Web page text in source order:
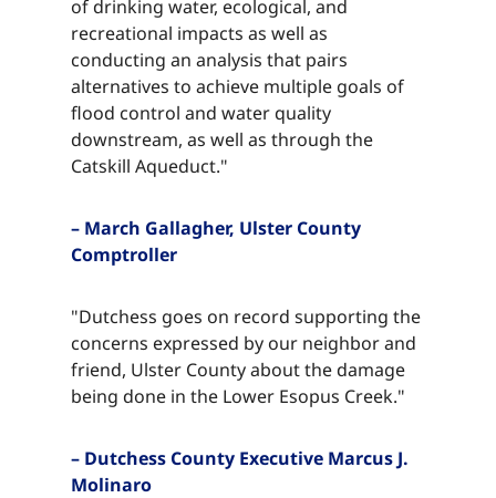
of drinking water, ecological, and
recreational impacts as well as
conducting an analysis that pairs
alternatives to achieve multiple goals of
flood control and water quality
downstream, as well as through the
Catskill Aqueduct."​​​​‌ ‍ ​‍​‍‌‍ ‌ ​‍‌‍‍‌‌‍‌ ‌‍‍‌‌‍ ‍​‍​‍​ ‍‍​‍​‍‌ ​ ‌‍​‌‌‍ ‍‌‍‍‌‌ ‌​‌ ‍‌​‍ ‍‌‍‍‌‌‍ ​‍​‍​‍ ​​‍​‍‌‍‍​‌ ​‍‌‍‌‌‌‍‌‍​‍​‍​ ‍‍​‍​‍‌‍‍​‌ ‌​‌ ‌​‌ ​​‌ ​ ​ ‍‍​‍ ​‍ ‌‍​ ‌‍ ‌‌ ​ ​‍ ‍‌‍ ‌‌‍​‌‌‍‍‌‌‍ ‍​‍ ‍​ ​‍​ ​​​ ​‍​ ‌​‌ ​‍‌‍‌‌‌‍‌​‌‍‌‌‌ ​ ‌‍‍‌‌‍‌ ‌‍ ‍​‍ ‍‌ ​‍‌‍‍‌‌ ‌‍‌‍‌‌‌ ​‍‌‍‍ ‌‍‌‌‌‍‌‌‌ ​​‌‍‌‌‌ ​‍​‍ ‍‌‍ ‌ ​‍‌‍‌ ​‍ ‌‍‍‌‌‍ ‍‌ ‌​‌‍‌‌‌‍ ‍‌ ‌​​‍ ‌‍‌‌‌‍‌​‌‍‍‌‌ ‌​​‍ ‌‍ ‌‌‍ ‌‍‌​‌‍‌‌​ ‌‌ ​​‌ ​‍‌‍‌‌‌ ​ ‌‍‌‌‌‍ ‍‌ ‌​‌‍​‌‌ ‌​‌‍‍‌‌‍ ‌‍ ‍​ ‍ ‌‍‍‌‌‍‌​​ ‌​ ‌ ​ ​‌​ ​‌​ ​‌​ ​ ‌‍​‌​ ​​​ ​ ​‍ ‌​ ​‌​ ‌​​ ‌‌‌‍​ ​‍ ‌​ ‌​‌‍​‍​ ‌‌​ ‌ ​‍ ‌‌‍​‍​ ​​​ ‌‍‌‍​ ​‍ ‌​ ​​​ ‌ ​ ‌‌​ ​​​ ‍‌​ ​ ​ ​‍‌‍‌‍​ ​​​ ‍‌​ ​‌‌‍​‌​ ‍ ‌ ‌​‌ ‍‌‌ ​​‌‍‌‌​ ‌‌‍​‌‌ ​‍‌ ‌​‌‍‍‌‌‍​ ‌‍ ​‌‍‌‌​ ‍ ‌ ​​‌‍​‌‌ ‌​‌‍‍​​ ‌‌‍​ ‌‍ ‌‍ ‍‌ ‌​‌‍‌‌‌‍ ‍‌ ‌​​‍‌‌​ ‌‌‌​​‍‌‌ ‌‍‍ ‌‍‌‌‌ ‍‌​‍‌‌​ ​ ‌​‌​​‍‌‌​ ​ ‌​‌​​‍‌‌​ ​‍​ ​‍​ ‌ ​ ‍‌​ ​‍​ ‌‍‌‍‌‌​ ‌‌​ ​ ‌‍​ ‌‍​ ​ ‌ ​ ‌‌​ ​ ​‍‌‌​ ​‍​ ​‍​‍‌‌​ ‌‌‌​‌​​‍ ‍‌‍​ ‌‍‍​‌‍‍‌‌‍ ​‌‍‌​‌ ​‍‌‍‌‌‌‍ ‍​‍‌‌​ ‌‌‌​​‍‌‌ ‌‍‍ ‌‍‌‌‌ ‍‌​‍‌‌​ ​ ‌​‌​​‍‌‌​ ​ ‌​‌​​‍‌‌​ ​‍​ ​‍​ ‌ ​ ‍‌​ ​‍​ ‌‍‌‍‌‌​ ‌‌​ ​ ‌‍​ ‌‍​ ​ ‌ ​ ‌‌​ ​ ​ ​​​‍‌‌​ ​‍​ ​‍​‍‌‌​ ‌‌‌​‌​​‍ ‍‌ ‌​‌‍‌‌‌ ‍​‌ ‌​​ ‌‍​‍‌‍​‌‌ ​ ‌‍‌‌‌‌‌‌‌ ​‍‌‍ ​​ ‌‌‍‍​‌ ‌​‌ ‌​‌ ​​‌ ​ ​‍‌‌​ ​ ‌​​‌​‍‌‌​ ​‍‌​‌‍​‍‌‌​ ​‍‌​‌‍‌‍​ ‌‍ ‌‌ ​ ​‍ ‍‌‍ ‌‌‍​‌‌‍‍‌‌‍ ‍​‍ ‍​ ​‍​ ​​​ ​‍​ ‌​‌ ​‍‌‍‌‌‌‍‌​‌‍‌‌‌ ​ ‌‍‍‌‌‍‌ ‌‍ ‍​‍ ‍‌ ​‍‌‍‍‌‌ ‌‍‌‍‌‌‌ ​‍‌‍‍ ‌‍‌‌‌‍‌‌‌ ​​‌‍‌‌‌ ​‍​‍ ‍‌‍ ‌ ​‍‌‍‌ ​‍‌‍‌‍‍‌‌‍‌​​ ‌​ ‌ ​ ​‌​ ​‌​ ​‌​ ​ ‌‍​‌​ ​​​ ​ ​‍ ‌​ ​‌​ ‌​​ ‌‌‌‍​ ​‍ ‌​ ‌​‌‍​‍​ ‌‌​ ‌ ​‍ ‌‌‍​‍​ ​​​ ‌‍‌‍​ ​‍ ‌​ ​​​ ‌ ​ ‌‌​ ​​​ ‍‌​ ​ ​ ​‍‌‍‌‍​ ​​​ ‍‌​ ​‌‌‍​‌​‍‌‍‌ ‌​‌ ‍‌‌ ​​‌‍‌‌​ ‌‌‍​‌‌ ​‍‌ ‌​‌‍‍‌‌‍​ ‌‍ ​‌‍‌‌​‍‌‍‌ ​​‌‍​‌‌ ‌​‌‍‍​​ ‌‌‍​ ‌‍ ‌‍ ‍‌ ‌​‌‍‌‌‌‍ ‍‌ ‌​​‍‌‌​ ‌‌‌​​‍‌‌ ‌‍‍ ‌‍‌‌‌ ‍‌​‍‌‌​ ​ ‌​‌​​‍‌‌​ ​ ‌​‌​​‍‌‌​ ​‍​ ​‍​ ‌ ​ ‍‌​ ​‍​ ‌‍‌‍‌‌​ ‌‌​ ​ ‌‍​ ‌‍​ ​ ‌ ​ ‌‌​ ​ ​‍‌‌​ ​‍​ ​‍​‍‌‌​ ‌‌‌​‌​​‍ ‍‌‍​ ‌‍‍​‌‍‍‌‌‍ ​‌‍‌​‌ ​‍‌‍‌‌‌‍ ‍​‍‌‌​ ‌‌‌​​‍‌‌ ‌‍‍ ‌‍‌‌‌ ‍‌​‍‌‌​ ​ ‌​‌​​‍‌‌​ ​ ‌​‌​​‍‌‌​ ​‍​ ​‍​ ‌ ​ ‍‌​ ​‍​ ‌‍‌‍‌‌​ ‌‌​ ​ ‌‍​ ‌‍​ ​ ‌ ​ ‌‌​ ​ ​ ​​​‍‌‌​ ​‍​ ​‍​‍‌‌​ ‌‌‌​‌​​‍ ‍‌ ‌​‌‍‌‌‌ ‍​‌ ‌​​‍‌‍‌ ​​‌‍‌‌‌ ​‍‌ ​ ‌ ​​‌‍‌‌‌‍​ ‌ ‌​‌‍‍‌‌ ‌‍‌‍‌‌​ ‌‌ ​​‌ ‌‌‌‍​‍‌‍ ​‌‍‍‌‌ ​ ‌‍‍​‌‍‌‌‌‍‌​​‍​‍‌ ‌
– March Gallagher, Ulster County
Comptroller​​​​‌ ‍ ​‍​‍‌‍ ‌ ​‍‌‍‍‌‌‍‌ ‌‍‍‌‌‍ ‍​‍​‍​ ‍‍​‍​‍‌ ​ ‌‍​‌‌‍ ‍‌‍‍‌‌ ‌​‌ ‍‌​‍ ‍‌‍‍‌‌‍ ​‍​‍​‍ ​​‍​‍‌‍‍​‌ ​‍‌‍‌‌‌‍‌‍​‍​‍​ ‍‍​‍​‍‌‍‍​‌ ‌​‌ ‌​‌ ​​‌ ​ ​ ‍‍​‍ ​‍ ‌‍​ ‌‍ ‌‌ ​ ​‍ ‍‌‍ ‌‌‍​‌‌‍‍‌‌‍ ‍​‍ ‍​ ​‍​ ​​​ ​‍​ ‌​‌ ​‍‌‍‌‌‌‍‌​‌‍‌‌‌ ​ ‌‍‍‌‌‍‌ ‌‍ ‍​‍ ‍‌ ​‍‌‍‍‌‌ ‌‍‌‍‌‌‌ ​‍‌‍‍ ‌‍‌‌‌‍‌‌‌ ​​‌‍‌‌‌ ​‍​‍ ‍‌‍ ‌ ​‍‌‍‌ ​‍ ‌‍‍‌‌‍ ‍‌ ‌​‌‍‌‌‌‍ ‍‌ ‌​​‍ ‌‍‌‌‌‍‌​‌‍‍‌‌ ‌​​‍ ‌‍ ‌‌‍ ‌‍‌​‌‍‌‌​ ‌‌ ​​‌ ​‍‌‍‌‌‌ ​ ‌‍‌‌‌‍ ‍‌ ‌​‌‍​‌‌ ‌​‌‍‍‌‌‍ ‌‍ ‍​ ‍ ‌‍‍‌‌‍‌​​ ‌​ ‌ ​ ​‌​ ​‌​ ​‌​ ​ ‌‍​‌​ ​​​ ​ ​‍ ‌​ ​‌​ ‌​​ ‌‌‌‍​ ​‍ ‌​ ‌​‌‍​‍​ ‌‌​ ‌ ​‍ ‌‌‍​‍​ ​​​ ‌‍‌‍​ ​‍ ‌​ ​​​ ‌ ​ ‌‌​ ​​​ ‍‌​ ​ ​ ​‍‌‍‌‍​ ​​​ ‍‌​ ​‌‌‍​‌​ ‍ ‌ ‌​‌ ‍‌‌ ​​‌‍‌‌​ ‌‌‍​‌‌ ​‍‌ ‌​‌‍‍‌‌‍​ ‌‍ ​‌‍‌‌​ ‍ ‌ ​​‌‍​‌‌ ‌​‌‍‍​​ ‌‌‍​ ‌‍ ‌‍ ‍‌ ‌​‌‍‌‌‌‍ ‍‌ ‌​​‍‌‌​ ‌‌‌​​‍‌‌ ‌‍‍ ‌‍‌‌‌ ‍‌​‍‌‌​ ​ ‌​‌​​‍‌‌​ ​ ‌​‌​​‍‌‌​ ​‍​ ​‍​ ​‍‌‍‌​​ ‌‍​ ‌​​ ‍​​ ‌‍‌‍​‍‌‍‌‍‌‍​‍​ ‌‌​ ‌‌​ ‍‌​‍‌‌​ ​‍​ ​‍​‍‌‌​ ‌‌‌​‌​​‍ ‍‌‍​ ‌‍‍​‌‍‍‌‌‍ ​‌‍‌​‌ ​‍‌‍‌‌‌‍ ‍​‍‌‌​ ‌‌‌​​‍‌‌ ‌‍‍ ‌‍‌‌‌ ‍‌​‍‌‌​ ​ ‌​‌​​‍‌‌​ ​ ‌​‌​​‍‌‌​ ​‍​ ​‍​ ​‍‌‍‌​​ ‌‍​ ‌​​ ‍​​ ‌‍‌‍​‍‌‍‌‍‌‍​‍​ ‌‌​ ‌‌​ ‍‌​ ​​​‍‌‌​ ​‍​ ​‍​‍‌‌​ ‌‌‌​‌​​‍ ‍‌ ‌​‌‍‌‌‌ ‍​‌ ‌​​ ‌‍​‍‌‍​‌‌ ​ ‌‍‌‌‌‌‌‌‌ ​‍‌‍ ​​ ‌‌‍‍​‌ ‌​‌ ‌​‌ ​​‌ ​ ​‍‌‌​ ​ ‌​​‌​‍‌‌​ ​‍‌​‌‍​‍‌‌​ ​‍‌​‌‍‌‍​ ‌‍ ‌‌ ​ ​‍ ‍‌‍ ‌‌‍​‌‌‍‍‌‌‍ ‍​‍ ‍​ ​‍​ ​​​ ​‍​ ‌​‌ ​‍‌‍‌‌‌‍‌​‌‍‌‌‌ ​ ‌‍‍‌‌‍‌ ‌‍ ‍​‍ ‍‌ ​‍‌‍‍‌‌ ‌‍‌‍‌‌‌ ​‍‌‍‍ ‌‍‌‌‌‍‌‌‌ ​​‌‍‌‌‌ ​‍​‍ ‍‌‍ ‌ ​‍‌‍‌ ​‍‌‍‌‍‍‌‌‍‌​​ ‌​ ‌ ​ ​‌​ ​‌​ ​‌​ ​ ‌‍​‌​ ​​​ ​ ​‍ ‌​ ​‌​ ‌​​ ‌‌‌‍​ ​‍ ‌​ ‌​‌‍​‍​ ‌‌​ ‌ ​‍ ‌‌‍​‍​ ​​​ ‌‍‌‍​ ​‍ ‌​ ​​​ ‌ ​ ‌‌​ ​​​ ‍‌​ ​ ​ ​‍‌‍‌‍​ ​​​ ‍‌​ ​‌‌‍​‌​‍‌‍‌ ‌​‌ ‍‌‌ ​​‌‍‌‌​ ‌‌‍​‌‌ ​‍‌ ‌​‌‍‍‌‌‍​ ‌‍ ​‌‍‌‌​‍‌‍‌ ​​‌‍​‌‌ ‌​‌‍‍​​ ‌‌‍​ ‌‍ ‌‍ ‍‌ ‌​‌‍‌‌‌‍ ‍‌ ‌​​‍‌‌​ ‌‌‌​​‍‌‌ ‌‍‍ ‌‍‌‌‌ ‍‌​‍‌‌​ ​ ‌​‌​​‍‌‌​ ​ ‌​‌​​‍‌‌​ ​‍​ ​‍​ ​‍‌‍‌​​ ‌‍​ ‌​​ ‍​​ ‌‍‌‍​‍‌‍‌‍‌‍​‍​ ‌‌​ ‌‌​ ‍‌​‍‌‌​ ​‍​ ​‍​‍‌‌​ ‌‌‌​‌​​‍ ‍‌‍​ ‌‍‍​‌‍‍‌‌‍ ​‌‍‌​‌ ​‍‌‍‌‌‌‍ ‍​‍‌‌​ ‌‌‌​​‍‌‌ ‌‍‍ ‌‍‌‌‌ ‍‌​‍‌‌​ ​ ‌​‌​​‍‌‌​ ​ ‌​‌​​‍‌‌​ ​‍​ ​‍​ ​‍‌‍‌​​ ‌‍​ ‌​​ ‍​​ ‌‍‌‍​‍‌‍‌‍‌‍​‍​ ‌‌​ ‌‌​ ‍‌​ ​​​‍‌‌​ ​‍​ ​‍​‍‌‌​ ‌‌‌​‌​​‍ ‍‌ ‌​‌‍‌‌‌ ‍​‌ ‌​​‍‌‍‌ ​​‌‍‌‌‌ ​‍‌ ​ ‌ ​​‌‍‌‌‌‍​ ‌ ‌​‌‍‍‌‌ ‌‍‌‍‌‌​ ‌‌ ​​‌ ‌‌‌‍​‍‌‍ ​‌‍‍‌‌ ​ ‌‍‍​‌‍‌‌‌‍‌​​‍​‍‌ ‌
"Dutchess goes on record supporting the
concerns expressed by our neighbor and
friend, Ulster County about the damage
being done in the Lower Esopus Creek."​​​​‌ ‍ ​‍​‍‌‍ ‌ ​‍‌‍‍‌‌‍‌ ‌‍‍‌‌‍ ‍​‍​‍​ ‍‍​‍​‍‌ ​ ‌‍​‌‌‍ ‍‌‍‍‌‌ ‌​‌ ‍‌​‍ ‍‌‍‍‌‌‍ ​‍​‍​‍ ​​‍​‍‌‍‍​‌ ​‍‌‍‌‌‌‍‌‍​‍​‍​ ‍‍​‍​‍‌‍‍​‌ ‌​‌ ‌​‌ ​​‌ ​ ​ ‍‍​‍ ​‍ ‌‍​ ‌‍ ‌‌ ​ ​‍ ‍‌‍ ‌‌‍​‌‌‍‍‌‌‍ ‍​‍ ‍​ ​‍​ ​​​ ​‍​ ‌​‌ ​‍‌‍‌‌‌‍‌​‌‍‌‌‌ ​ ‌‍‍‌‌‍‌ ‌‍ ‍​‍ ‍‌ ​‍‌‍‍‌‌ ‌‍‌‍‌‌‌ ​‍‌‍‍ ‌‍‌‌‌‍‌‌‌ ​​‌‍‌‌‌ ​‍​‍ ‍‌‍ ‌ ​‍‌‍‌ ​‍ ‌‍‍‌‌‍ ‍‌ ‌​‌‍‌‌‌‍ ‍‌ ‌​​‍ ‌‍‌‌‌‍‌​‌‍‍‌‌ ‌​​‍ ‌‍ ‌‌‍ ‌‍‌​‌‍‌‌​ ‌‌ ​​‌ ​‍‌‍‌‌‌ ​ ‌‍‌‌‌‍ ‍‌ ‌​‌‍​‌‌ ‌​‌‍‍‌‌‍ ‌‍ ‍​ ‍ ‌‍‍‌‌‍‌​​ ‌​ ‌ ​ ​‌​ ​‌​ ​‌​ ​ ‌‍​‌​ ​​​ ​ ​‍ ‌​ ​‌​ ‌​​ ‌‌‌‍​ ​‍ ‌​ ‌​‌‍​‍​ ‌‌​ ‌ ​‍ ‌‌‍​‍​ ​​​ ‌‍‌‍​ ​‍ ‌​ ​​​ ‌ ​ ‌‌​ ​​​ ‍‌​ ​ ​ ​‍‌‍‌‍​ ​​​ ‍‌​ ​‌‌‍​‌​ ‍ ‌ ‌​‌ ‍‌‌ ​​‌‍‌‌​ ‌‌‍​‌‌ ​‍‌ ‌​‌‍‍‌‌‍​ ‌‍ ​‌‍‌‌​ ‍ ‌ ​​‌‍​‌‌ ‌​‌‍‍​​ ‌‌‍​ ‌‍ ‌‍ ‍‌ ‌​‌‍‌‌‌‍ ‍‌ ‌​​‍‌‌​ ‌‌‌​​‍‌‌ ‌‍‍ ‌‍‌‌‌ ‍‌​‍‌‌​ ​ ‌​‌​​‍‌‌​ ​ ‌​‌​​‍‌‌​ ​‍​ ​‍‌‍‌​‌‍​ ​ ‍‌​ ‌ ​ ​​​ ‍​​ ​‍​ ‌ ​ ​‍​ ‌ ‌‍‌‌​ ‌ ​‍‌‌​ ​‍​ ​‍​‍‌‌​ ‌‌‌​‌​​‍ ‍‌‍​ ‌‍‍​‌‍‍‌‌‍ ​‌‍‌​‌ ​‍‌‍‌‌‌‍ ‍​‍‌‌​ ‌‌‌​​‍‌‌ ‌‍‍ ‌‍‌‌‌ ‍‌​‍‌‌​ ​ ‌​‌​​‍‌‌​ ​ ‌​‌​​‍‌‌​ ​‍​ ​‍‌‍‌​‌‍​ ​ ‍‌​ ‌ ​ ​​​ ‍​​ ​‍​ ‌ ​ ​‍​ ‌ ‌‍‌‌​ ‌ ​ ​​​‍‌‌​ ​‍​ ​‍​‍‌‌​ ‌‌‌​‌​​‍ ‍‌ ‌​‌‍‌‌‌ ‍​‌ ‌​​ ‌‍​‍‌‍​‌‌ ​ ‌‍‌‌‌‌‌‌‌ ​‍‌‍ ​​ ‌‌‍‍​‌ ‌​‌ ‌​‌ ​​‌ ​ ​‍‌‌​ ​ ‌​​‌​‍‌‌​ ​‍‌​‌‍​‍‌‌​ ​‍‌​‌‍‌‍​ ‌‍ ‌‌ ​ ​‍ ‍‌‍ ‌‌‍​‌‌‍‍‌‌‍ ‍​‍ ‍​ ​‍​ ​​​ ​‍​ ‌​‌ ​‍‌‍‌‌‌‍‌​‌‍‌‌‌ ​ ‌‍‍‌‌‍‌ ‌‍ ‍​‍ ‍‌ ​‍‌‍‍‌‌ ‌‍‌‍‌‌‌ ​‍‌‍‍ ‌‍‌‌‌‍‌‌‌ ​​‌‍‌‌‌ ​‍​‍ ‍‌‍ ‌ ​‍‌‍‌ ​‍‌‍‌‍‍‌‌‍‌​​ ‌​ ‌ ​ ​‌​ ​‌​ ​‌​ ​ ‌‍​‌​ ​​​ ​ ​‍ ‌​ ​‌​ ‌​​ ‌‌‌‍​ ​‍ ‌​ ‌​‌‍​‍​ ‌‌​ ‌ ​‍ ‌‌‍​‍​ ​​​ ‌‍‌‍​ ​‍ ‌​ ​​​ ‌ ​ ‌‌​ ​​​ ‍‌​ ​ ​ ​‍‌‍‌‍​ ​​​ ‍‌​ ​‌‌‍​‌​‍‌‍‌ ‌​‌ ‍‌‌ ​​‌‍‌‌​ ‌‌‍​‌‌ ​‍‌ ‌​‌‍‍‌‌‍​ ‌‍ ​‌‍‌‌​‍‌‍‌ ​​‌‍​‌‌ ‌​‌‍‍​​ ‌‌‍​ ‌‍ ‌‍ ‍‌ ‌​‌‍‌‌‌‍ ‍‌ ‌​​‍‌‌​ ‌‌‌​​‍‌‌ ‌‍‍ ‌‍‌‌‌ ‍‌​‍‌‌​ ​ ‌​‌​​‍‌‌​ ​ ‌​‌​​‍‌‌​ ​‍​ ​‍‌‍‌​‌‍​ ​ ‍‌​ ‌ ​ ​​​ ‍​​ ​‍​ ‌ ​ ​‍​ ‌ ‌‍‌‌​ ‌ ​‍‌‌​ ​‍​ ​‍​‍‌‌​ ‌‌‌​‌​​‍ ‍‌‍​ ‌‍‍​‌‍‍‌‌‍ ​‌‍‌​‌ ​‍‌‍‌‌‌‍ ‍​‍‌‌​ ‌‌‌​​‍‌‌ ‌‍‍ ‌‍‌‌‌ ‍‌​‍‌‌​ ​ ‌​‌​​‍‌‌​ ​ ‌​‌​​‍‌‌​ ​‍​ ​‍‌‍‌​‌‍​ ​ ‍‌​ ‌ ​ ​​​ ‍​​ ​‍​ ‌ ​ ​‍​ ‌ ‌‍‌‌​ ‌ ​ ​​​‍‌‌​ ​‍​ ​‍​‍‌‌​ ‌‌‌​‌​​‍ ‍‌ ‌​‌‍‌‌‌ ‍​‌ ‌​​‍‌‍‌ ​​‌‍‌‌‌ ​‍‌ ​ ‌ ​​‌‍‌‌‌‍​ ‌ ‌​‌‍‍‌‌ ‌‍‌‍‌‌​ ‌‌ ​​‌ ‌‌‌‍​‍‌‍ ​‌‍‍‌‌ ​ ‌‍‍​‌‍‌‌‌‍‌​​‍​‍‌ ‌
– Dutchess County Executive Marcus J.
Molinaro​​​​‌ ‍ ​‍​‍‌‍ ‌ ​‍‌‍‍‌‌‍‌ ‌‍‍‌‌‍ ‍​‍​‍​ ‍‍​‍​‍‌ ​ ‌‍​‌‌‍ ‍‌‍‍‌‌ ‌​‌ ‍‌​‍ ‍‌‍‍‌‌‍ ​‍​‍​‍ ​​‍​‍‌‍‍​‌ ​‍‌‍‌‌‌‍‌‍​‍​‍​ ‍‍​‍​‍‌‍‍​‌ ‌​‌ ‌​‌ ​​‌ ​ ​ ‍‍​‍ ​‍ ‌‍​ ‌‍ ‌‌ ​ ​‍ ‍‌‍ ‌‌‍​‌‌‍‍‌‌‍ ‍​‍ ‍​ ​‍​ ​​​ ​‍​ ‌​‌ ​‍‌‍‌‌‌‍‌​‌‍‌‌‌ ​ ‌‍‍‌‌‍‌ ‌‍ ‍​‍ ‍‌ ​‍‌‍‍‌‌ ‌‍‌‍‌‌‌ ​‍‌‍‍ ‌‍‌‌‌‍‌‌‌ ​​‌‍‌‌‌ ​‍​‍ ‍‌‍ ‌ ​‍‌‍‌ ​‍ ‌‍‍‌‌‍ ‍‌ ‌​‌‍‌‌‌‍ ‍‌ ‌​​‍ ‌‍‌‌‌‍‌​‌‍‍‌‌ ‌​​‍ ‌‍ ‌‌‍ ‌‍‌​‌‍‌‌​ ‌‌ ​​‌ ​‍‌‍‌‌‌ ​ ‌‍‌‌‌‍ ‍‌ ‌​‌‍​‌‌ ‌​‌‍‍‌‌‍ ‌‍ ‍​ ‍ ‌‍‍‌‌‍‌​​ ‌​ ‌ ​ ​‌​ ​‌​ ​‌​ ​ ‌‍​‌​ ​​​ ​ ​‍ ‌​ ​‌​ ‌​​ ‌‌‌‍​ ​‍ ‌​ ‌​‌‍​‍​ ‌‌​ ‌ ​‍ ‌‌‍​‍​ ​​​ ‌‍‌‍​ ​‍ ‌​ ​​​ ‌ ​ ‌‌​ ​​​ ‍‌​ ​ ​ ​‍‌‍‌‍​ ​​​ ‍‌​ ​‌‌‍​‌​ ‍ ‌ ‌​‌ ‍‌‌ ​​‌‍‌‌​ ‌‌‍​‌‌ ​‍‌ ‌​‌‍‍‌‌‍​ ‌‍ ​‌‍‌‌​ ‍ ‌ ​​‌‍​‌‌ ‌​‌‍‍​​ ‌‌‍​ ‌‍ ‌‍ ‍‌ ‌​‌‍‌‌‌‍ ‍‌ ‌​​‍‌‌​ ‌‌‌​​‍‌‌ ‌‍‍ ‌‍‌‌‌ ‍‌​‍‌‌​ ​ ‌​‌​​‍‌‌​ ​ ‌​‌​​‍‌‌​ ​‍​ ​‍​ ​​‌‍‌​‌‍​‍​ ​ ​ ​​​ ​‍​ ‌​​ ​‌‌‍‌‍​ ​​​ ​‌​ ​​​‍‌‌​ ​‍​ ​‍​‍‌‌​ ‌‌‌​‌​​‍ ‍‌‍​ ‌‍‍​‌‍‍‌‌‍ ​‌‍‌​‌ ​‍‌‍‌‌‌‍ ‍​‍‌‌​ ‌‌‌​​‍‌‌ ‌‍‍ ‌‍‌‌‌ ‍‌​‍‌‌​ ​ ‌​‌​​‍‌‌​ ​ ‌​‌​​‍‌‌​ ​‍​ ​‍​ ​​‌‍‌​‌‍​‍​ ​ ​ ​​​ ​‍​ ‌​​ ​‌‌‍‌‍​ ​​​ ​‌​ ​​​ ​​​‍‌‌​ ​‍​ ​‍​‍‌‌​ ‌‌‌​‌​​‍ ‍‌ ‌​‌‍‌‌‌ ‍​‌ ‌​​ ‌‍​‍‌‍​‌‌ ​ ‌‍‌‌‌‌‌‌‌ ​‍‌‍ ​​ ‌‌‍‍​‌ ‌​‌ ‌​‌ ​​‌ ​ ​‍‌‌​ ​ ‌​​‌​‍‌‌​ ​‍‌​‌‍​‍‌‌​ ​‍‌​‌‍‌‍​ ‌‍ ‌‌ ​ ​‍ ‍‌‍ ‌‌‍​‌‌‍‍‌‌‍ ‍​‍ ‍​ ​‍​ ​​​ ​‍​ ‌​‌ ​‍‌‍‌‌‌‍‌​‌‍‌‌‌ ​ ‌‍‍‌‌‍‌ ‌‍ ‍​‍ ‍‌ ​‍‌‍‍‌‌ ‌‍‌‍‌‌‌ ​‍‌‍‍ ‌‍‌‌‌‍‌‌‌ ​​‌‍‌‌‌ ​‍​‍ ‍‌‍ ‌ ​‍‌‍‌ ​‍‌‍‌‍‍‌‌‍‌​​ ‌​ ‌ ​ ​‌​ ​‌​ ​‌​ ​ ‌‍​‌​ ​​​ ​ ​‍ ‌​ ​‌​ ‌​​ ‌‌‌‍​ ​‍ ‌​ ‌​‌‍​‍​ ‌‌​ ‌ ​‍ ‌‌‍​‍​ ​​​ ‌‍‌‍​ ​‍ ‌​ ​​​ ‌ ​ ‌‌​ ​​​ ‍‌​ ​ ​ ​‍‌‍‌‍​ ​​​ ‍‌​ ​‌‌‍​‌​‍‌‍‌ ‌​‌ ‍‌‌ ​​‌‍‌‌​ ‌‌‍​‌‌ ​‍‌ ‌​‌‍‍‌‌‍​ ‌‍ ​‌‍‌‌​‍‌‍‌ ​​‌‍​‌‌ ‌​‌‍‍​​ ‌‌‍​ ‌‍ ‌‍ ‍‌ ‌​‌‍‌‌‌‍ ‍‌ ‌​​‍‌‌​ ‌‌‌​​‍‌‌ ‌‍‍ ‌‍‌‌‌ ‍‌​‍‌‌​ ​ ‌​‌​​‍‌‌​ ​ ‌​‌​​‍‌‌​ ​‍​ ​‍​ ​​‌‍‌​‌‍​‍​ ​ ​ ​​​ ​‍​ ‌​​ ​‌‌‍‌‍​ ​​​ ​‌​ ​​​‍‌‌​ ​‍​ ​‍​‍‌‌​ ‌‌‌​‌​​‍ ‍‌‍​ ‌‍‍​‌‍‍‌‌‍ ​‌‍‌​‌ ​‍‌‍‌‌‌‍ ‍​‍‌‌​ ‌‌‌​​‍‌‌ ‌‍‍ ‌‍‌‌‌ ‍‌​‍‌‌​ ​ ‌​‌​​‍‌‌​ ​ ‌​‌​​‍‌‌​ ​‍​ ​‍​ ​​‌‍‌​‌‍​‍​ ​ ​ ​​​ ​‍​ ‌​​ ​‌‌‍‌‍​ ​​​ ​‌​ ​​​ ​​​‍‌‌​ ​‍​ ​‍​‍‌‌​ ‌‌‌​‌​​‍ ‍‌ ‌​‌‍‌‌‌ ‍​‌ ‌​​‍‌‍‌ ​​‌‍‌‌‌ ​‍‌ ​ ‌ ​​‌‍‌‌‌‍​ ‌ ‌​‌‍‍‌‌ ‌‍‌‍‌‌​ ‌‌ ​​‌ ‌‌‌‍​‍‌‍ ​‌‍‍‌‌ ​ ‌‍‍​‌‍‌‌‌‍‌​​‍​‍‌ ‌